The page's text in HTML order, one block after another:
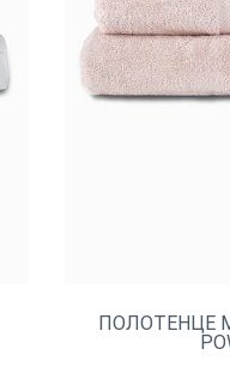
ПОЛОТЕНЦЕ